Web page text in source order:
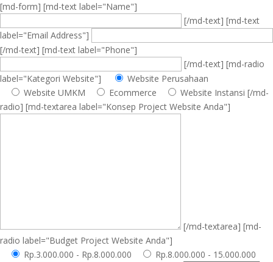
[md-form] [md-text label="Name"]
[/md-text] [md-text
label="Email Address"]
[/md-text] [md-text label="Phone"]
[/md-text] [md-radio
label="Kategori Website"]
Website Perusahaan
Website UMKM
Ecommerce Website Instansi [/md-
radio] [md-textarea label="Konsep Project Website Anda"]
[/md-textarea] [md-
radio label="Budget Project Website Anda"]
Rp.3.000.000 - Rp.8.000.000
Rp.8.000.000 - 15.000.000